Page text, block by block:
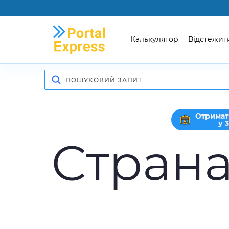
Калькулятор
у